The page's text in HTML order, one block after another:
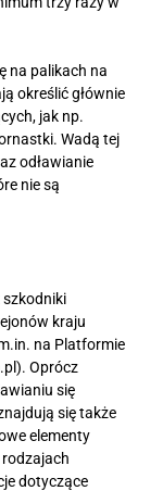
na palikach na
określić głównie
jak np.
Wadą tej
odławianie
nie są
szkodniki
kraju
na Platformie
Oprócz
się
się także
elementy
dotyczące